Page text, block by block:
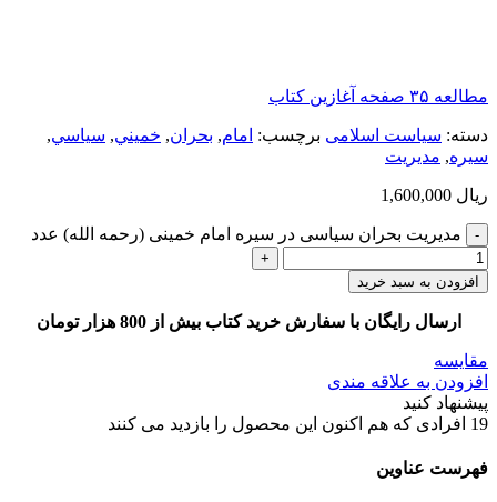
مطالعه ۳۵ صفحه آغازین کتاب
دسته: سیاست اسلامی برچسب: امام, بحران, خميني, سياسي,
سيره, مدیریت
ریال
مدیریت بحران سیاسی در سیره امام خمینی (رحمه الله) عدد
افزودن به سبد خرید
ارسال رایگان با سفارش خرید کتاب بیش از 800 هزار تومان
مقایسه
افزودن به علاقه مندی
پیشنهاد کنید
19 افرادی که هم اکنون این محصول را بازدید می کنند
فهرست عناوین